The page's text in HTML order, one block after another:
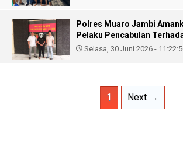
Polres Muaro Jambi
Pelaku Pencabulan
Selasa, 30 Juni 2026 -
1 Next →